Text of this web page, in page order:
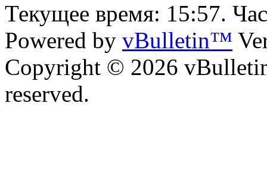
Текущее время: 15:57.
Powered by vBulletin™
Copyright © 2026
reserved.